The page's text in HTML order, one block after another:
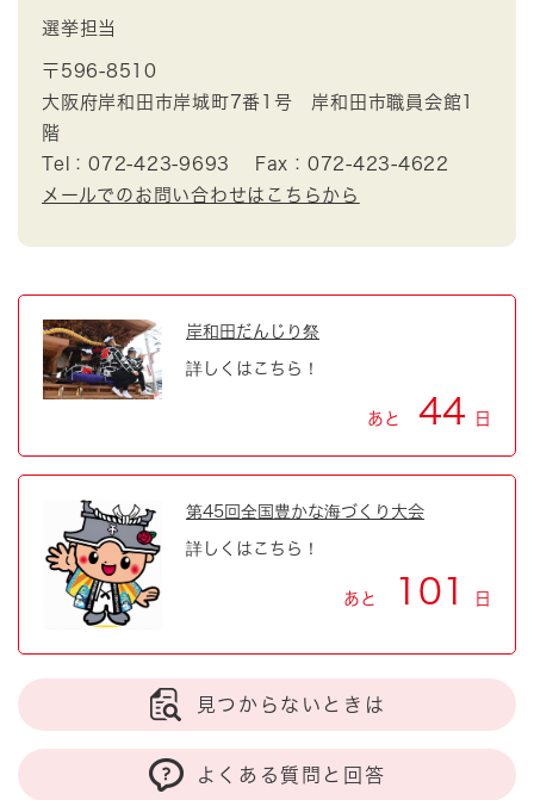
選挙担当
〒596-8510
大阪府岸和田市岸城町7番1号 岸和田市職員会館1
階
Tel：072-423-9693
Fax：072-423-4622
メールでのお問い合わせはこちらから
岸和田だんじり祭
詳しくはこちら！
あと 44 日
第45回全国豊かな海づくり大会
詳しくはこちら！
あと 101 日
見つからないときは
よくある質問と回答